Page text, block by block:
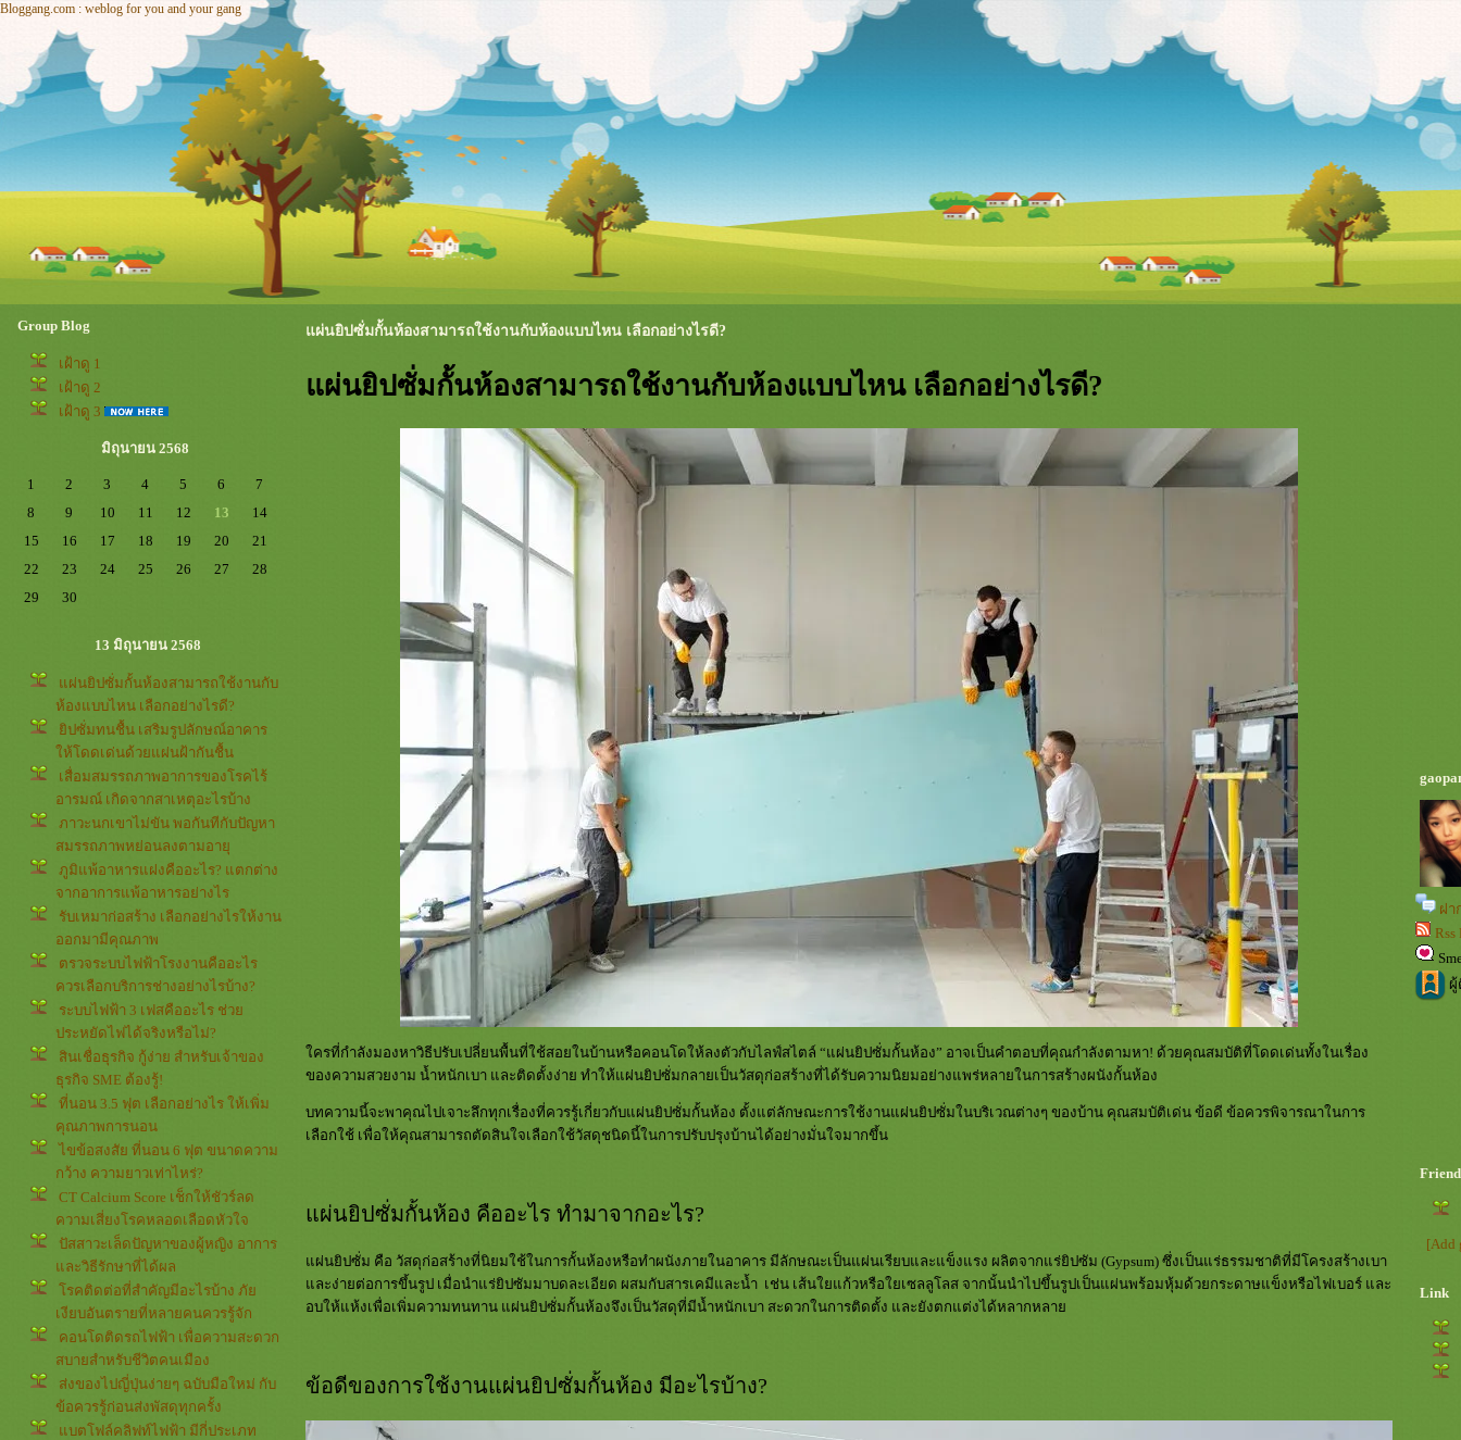
Bloggang.com : weblog for you and your gang
Group Blog
เฝ้าดู 1
เฝ้าดู 2
เฝ้าดู 3
มิถุนายน 2568
1 2 3 4 5 6
7
8
9 10 11 12 13
14
15
16 17 18 19 20
21
22
23 24 25 26 27
28
29
30
13 มิถุนายน 2568
ผ่นยิปซั่มกั้นห้องสามารถใช้งานกับ
ห้องแบบไหน เลือกอย่างไรดี?
ิปซั่มทนชื้น เสริมรูปลักษณ์อาคาร
ห้โดดเด่นด้วยแผ่นฝ้ากันชื้น
เสื่อมสมรรถภาพอาการของโรคไร้
อารมณ์ เกิดจากสาเหตุอะไรบ้าง
ภาวะนกเขาไม่ขัน พอกันทีกับปัญหา
สมรรถภาพหย่อนลงตามอายุ
ภูมิแพ้อาหารแฝงคืออะไร? แตกต่าง
จากอาการแพ้อาหารอย่างไร
รับเหมาก่อสร้าง เลือกอย่างไรให้งาน
ออกมามีคุณภาพ
ตรวจระบบไฟฟ้าโรงงานคืออะไร
ควรเลือกบริการช่างอย่างไรบ้าง?
ระบบไฟฟ้า 3 เฟสคืออะไร ช่ว
ประหยัดไฟได้จริงหรือไม่?
สินเชื่อธุรกิจ กู้ง่าย สำหรับเจ้าของ
ธุรกิจ SME ต้องรู้!
ที่นอน 3.5 ฟุต เลือกอย่างไร ให้เพิ่ม
คุณภาพการนอน
ไขข้อสงสัย ที่นอน 6 ฟุต ขนาดความ
กว้าง ความยาวเท่าไหร่?
CT Calcium Score เช็กให้ชัวร์ลด
ความเสี่ยงโรคหลอดเลือดหัวใจ
ปัสสาวะเล็ดปัญหาของผู้หญิง อาการ
ละวิธีรักษาที่ได้ผล
รคติดต่อที่สำคัญมีอะไรบ้าง ภั
เงียบอันตรายที่หลายคนควรรู้จัก
คอนโดติดรถไฟฟ้า เพื่อความสะดวก
สบายสำหรับชีวิตคนเมือง
ส่งของไปญี่ปุ่นง่ายๆ ฉบับมือใหม่ กับ
ข้อควรรู้ก่อนส่งพัสดุทุกครั้ง
บตโฟล์คลิฟท์ไฟฟ้า มีกี่ประเภท
ผ่นยิปซั่มกั้นห้องสามารถใช้งานกับห้องแบบไหน เลือกอย่างไรดี?
ผ่นยิปซั่มกั้นห้องสามารถใช้งานกับห้องแบบไหน เลือกอย่างไรดี?
ครที่กำลังมองหาวิธีปรับเปลี่ยนพื้นที่ใช้สอยในบ้านหรือคอนโดให้ลงตัวกับไลฟ์สไตล์ “แผ่นยิปซั่มกั้นห้อง” อาจเป็นคำตอบที่คุณกำลังตามหา! ด้วยคุณสมบัติที่โดดเด่นทั้งในเรื่อง
ของความสวยงาม น้ำหนักเบา และติดตั้งง่าย ทำให้แผ่นยิปซั่มกลายเป็นวัสดุก่อสร้างที่ได้รับความนิยมอย่างแพร่หลายในการสร้างผนังกั้นห้อง
บทความนี้จะพาคุณไปเจาะลึกทุกเรื่องที่ควรรู้เกี่ยวกับแผ่นยิปซั่มกั้นห้อง ตั้งแต่ลักษณะการใช้งานแผ่นยิปซั่มในบริเวณต่างๆ ของบ้าน คุณสมบัติเด่น ข้อดี ข้อควรพิจารณาในการ
เลือกใช้ เพื่อให้คุณสามารถตัดสินใจเลือกใช้วัสดุชนิดนี้ในการปรับปรุงบ้านได้อย่างมั่นใจมากขึ้น
ผ่นยิปซั่มกั้นห้อง คืออะไร ทำมาจากอะไร?
ผ่นยิปซั่ม คือ วัสดุก่อสร้างที่นิยมใช้ในการกั้นห้องหรือทำผนังภายในอาคาร มีลักษณะเป็นแผ่นเรียบและแข็งแรง ผลิตจากแร่ยิปซัม (Gypsum) ซึ่งเป็นแร่ธรรมชาติที่มีโครงสร้างเบา
ละง่ายต่อการขึ้นรูป เมื่อนำแร่ยิปซัมมาบดละเอียด ผสมกับสารเคมีและน้ำ เช่น เส้นใยแก้วหรือใยเซลลูโลส จากนั้นนำไปขึ้นรูปเป็นแผ่นพร้อมหุ้มด้วยกระดาษแข็งหรือไฟเบอร์ และ
อบให้แห้งเพื่อเพิ่มความทนทาน แผ่นยิปซั่มกั้นห้องจึงเป็นวัสดุที่มีน้ำหนักเบา สะดวกในการติดตั้ง และยังตกแต่งได้หลากหลา
ข้อดีของการใช้งานแผ่นยิปซั่มกั้นห้อง มีอะไรบ้าง?
ฝา
Rss
ผู้
[Add
Link